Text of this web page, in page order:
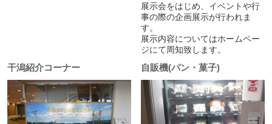
展示会をはじめ、イベントや行
事の際の企画展示が行われま
す。
展示内容についてはホームペー
ジにて周知致します。
干潟紹介コーナー 自販機(パン・菓子)